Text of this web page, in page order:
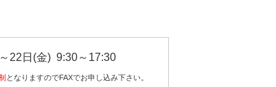
22日(金) 9:30～17:30
となりますのでFAXでお申し込み下さい。